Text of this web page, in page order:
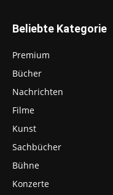
Beliebte Kategorie
Premium
Bücher
Nachrichten
Filme
Kunst
Sachbücher
Bühne
Konzerte